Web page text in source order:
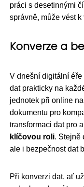
práci s desetinnými
správně, může vést
Konverze a
V dnešní digitální
dat prakticky na
jednotek při online
dokumentu pro
transformaci dat pro
klíčovou roli. Stejně
ale i bezpečnost dat
Při konverzi dat, ať